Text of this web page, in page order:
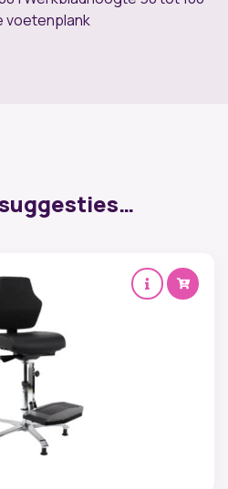
voetenplank